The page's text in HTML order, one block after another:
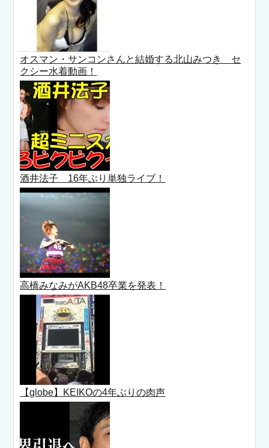
オスマン・サンコンさんと結婚する北山みつき セ
クシー水着動画！
酒井法子 16年ぶり単独ライブ！
高橋みなみがAKB48卒業を発表！
【globe】KEIKOの4年ぶりの肉声